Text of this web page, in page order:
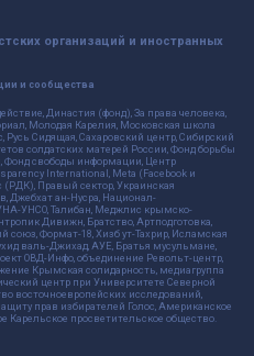
организаций и иностранных
и сообщества
Династия (фонд), За права человека,
Молодая Карелия, Московская школа
Русь Сидящая, Сахаровский центр, Сибирский
солдатских матерей России, Фонд борьбы
Фонд свободы информации, Центр
International, Meta (Facebook и
(РДК), Правый сектор, Украинская
Джебхат ан-Нусра, Национал-
УНСО, Талибан, Меджлис крымско-
Дивижн, Братство, Артподготовка,
союз, Формат-18, Хизб ут-Тахрир, Исламская
валь-Джихад, АУЕ, Братья мусульмане,
ОВД-Инфо, объединение Револьт-центр,
Крымская солидарность, медиагруппа
центр при Университете Северной
восточноевропейских исследований,
прав избирателей Голос, Американское
Карельское просветительское общество.